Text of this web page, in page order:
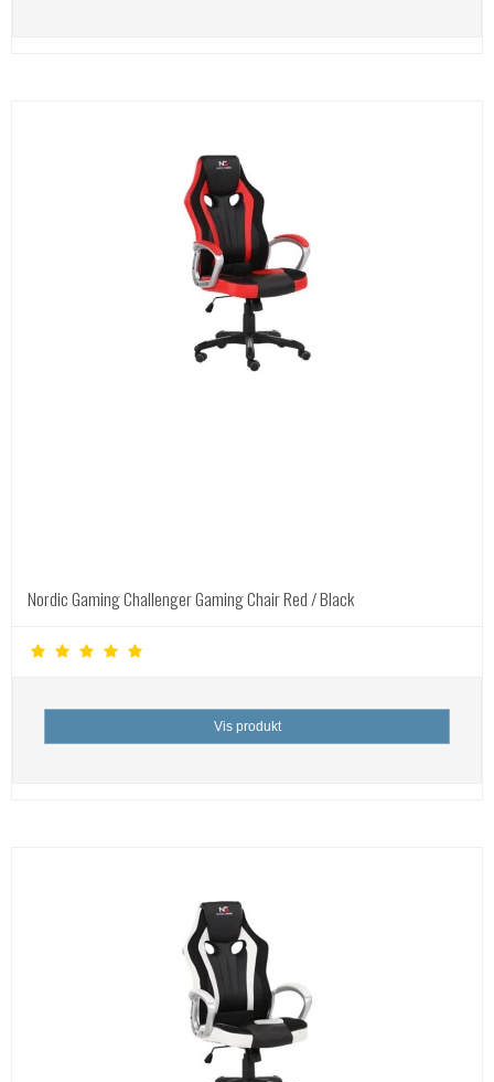
Nordic Gaming Challenger Gaming Chair Red / Black
Vis produkt